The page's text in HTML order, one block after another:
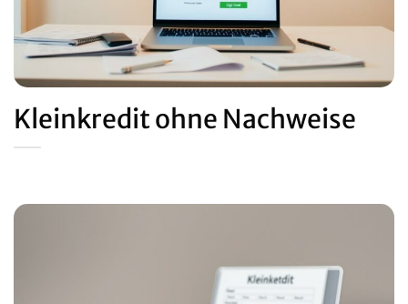
Kleinkredit ohne Nachweise